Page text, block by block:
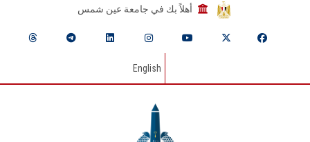
أهلاً بك في جامعة عين شمس
English